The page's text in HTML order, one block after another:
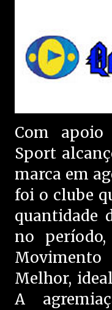
Com
Sport
marca em
foi o clube
quantidade
no
Melhor,
A